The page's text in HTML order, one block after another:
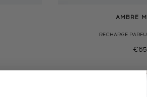
AMBRE
RECHARGE